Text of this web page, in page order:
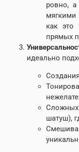
ровно,
как это
прямых
идеально
шатуш),